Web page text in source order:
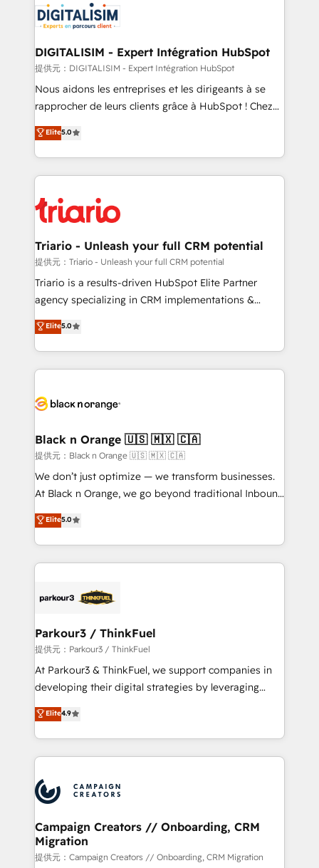
business up for long-term success. Unlock your
business. If not now, when?
for driving growth. They are committed to helping
our customers grow and finding solutions that fit
their unique business needs. We are thrilled to have
Blue Frog in the HubSpot ecosystem leading the
way for customers!" - Yamini Rangan, CEO of
HubSpot “Our experience with the team at Blue Frog
of experience and quality of skilled staff has earned
them a trusted reputation within the HubSpot
clients.” - Brian Garvey, VP, Solutions Partner
Program, HubSpot.
DIGITALISIM - Expert Intégration HubSpot
提供元：DIGITALISIM - Expert Intégration HubSpot
Nous aidons les entreprises et les dirigeants à se
rapprocher de leurs clients grâce à HubSpot ! Chez
DIGITALISIM, nous avons l'intime conviction que la
réussite des entreprises passe par l’innovation web,
le marketing digital, et la relation client ! C'est
pourquoi, nos experts sont à la fois capables de
référencement, votre stratégie digitale et le pilotage
et l'intégration d'HubSpot ! Les grandes phases d'un
projet HubSpot avec DIGITALISIM : 🧽 Nettoyage,
migration et intégration des bases de données. 🚀
Développement des interfaces avec vos logiciels
Book Process & Guidelines utilisateurs 🎓
Formations des utilisateurs
Elite5.0
Triario - Unleash your full CRM potential
提供元：Triario - Unleash your full CRM potential
Triario is a results-driven HubSpot Elite Partner
agency specializing in CRM implementations &
migrations, Revenue Operations, Custom
Integrations, Custom AI agents and AI-ready Website
Design With over 15 years of experience, we help
companies bridge the gap between marketing, sales,
data hygiene, and tailored HubSpot solutions. Our
a global consultancy with the care and agility of a
boutique firm. At Triario, we’re big enough to deliver
but small enough to listen. Our Services: HubSpot
implementations & data migration Custom AI agents
Website design Let’s turn your CRM into your growth
engine!
Elite5.0
Black n Orange 🇺🇸 🇲🇽 🇨🇦
提供元：Black n Orange 🇺🇸 🇲🇽 🇨🇦
We don’t just optimize — we transform businesses.
At Black n Orange, we go beyond traditional Inbound
Marketing with our exclusive methodologies:
BOOMS and BOOST. Together, they form a powerful
combination that has driven success for over 800
businesses worldwide. As Elite HubSpot Partners, we
strategies that integrate data-driven marketing,
companies scale faster and smarter. 🔹 BOOMS:
Demand generation for all your buyers With BOOMS,
you invest in 100% of your buyers, accelerating your
growth and positioning yourself as an undisputed
transformation process A methodology designed to
implement HubSpot effectively and optimize your
record of business transformation, our growth-first
approach has helped brands dominate their
Elite5.0
Parkour3 / ThinkFuel
提供元：Parkour3 / ThinkFuel
At Parkour3 & ThinkFuel, we support companies in
developing their digital strategies by leveraging
technologies and automating their marketing and
sales processes to generate growth. Our offer spans
from Strategy to Operations. We specialize in CRM
onboarding and implementation, web design, sales
extensive experience working with tech companies
and manufacturers since 2002, we are committed to
empowering our clients and developing their
autonomy. Get to grips with HubSpot through
guided implementation and seamless integration of
Elite4.9
Campaign Creators // Onboarding, CRM
Migration
提供元：Campaign Creators // Onboarding, CRM Migration